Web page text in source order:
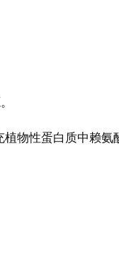
物性蛋白质中赖氨